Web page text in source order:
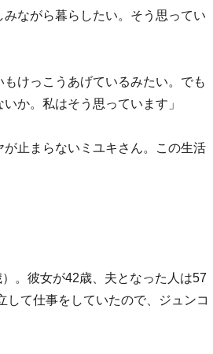
ながら暮らしたい。そう思ってい
けっこうあげているみたい。でも
か。私はそう思っています」
止まらないミユキさん。この生活
。彼女が42歳、夫となった人は57
て仕事をしていたので、ジュンコ